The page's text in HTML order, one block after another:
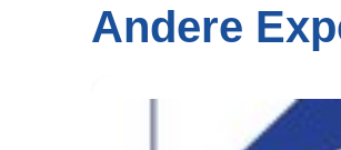
Andere